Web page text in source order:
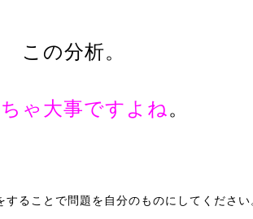
この分析。
ゃ大事ですよね。
ることで問題を自分のものにしてください